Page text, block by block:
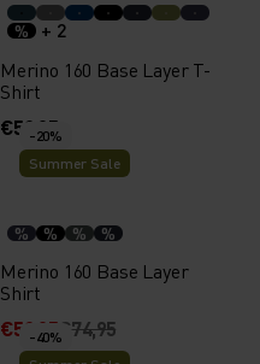
%
+ 2
Merino 160 Base Layer T-
Shirt
€59,95
-20%
Summer Sale
% % % %
Merino 160 Base Layer
Shirt
€59,95€74,95
-40%